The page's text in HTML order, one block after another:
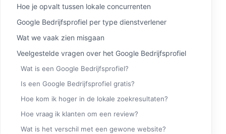
Hoe je opvalt tussen lokale concurrenten
Google Bedrijfsprofiel per type dienstverlener
Wat we vaak zien misgaan
Veelgestelde vragen over het Google Bedrijfsprofiel
Wat is een Google Bedrijfsprofiel?
Is een Google Bedrijfsprofiel gratis?
Hoe kom ik hoger in de lokale zoekresultaten?
Hoe vraag ik klanten om een review?
Wat is het verschil met een gewone website?